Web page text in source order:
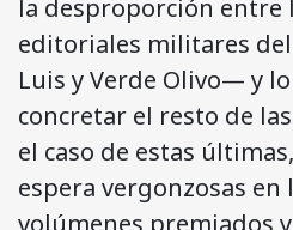
la desproporción entre
editoriales militares
Luis y Verde Olivo— y
concretar el resto de
el caso de estas
espera vergonzosas en